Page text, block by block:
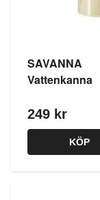
SAVANNA
Vattenkanna
249 kr
KÖP